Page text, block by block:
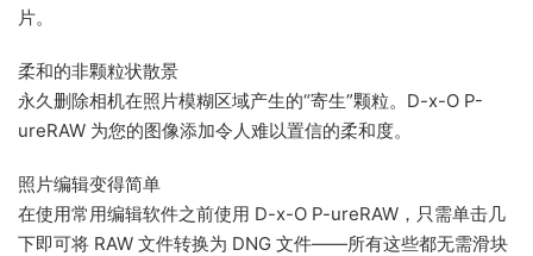
片。
柔和的非颗粒状散景
永久删除相机在照片模糊区域产生的“寄生”颗粒。D-x-O P-
ureRAW 为您的图像添加令人难以置信的柔和度。
照片编辑变得简单
在使用常用编辑软件之前使用 D-x-O P-ureRAW，只需单击几
下即可将 RAW 文件转换为 DNG 文件——所有这些都无需滑块